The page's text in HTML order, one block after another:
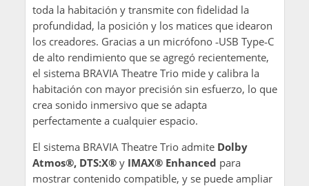
toda la habitación y transmite con fidelidad la
profundidad, la posición y los matices que idearon
los creadores. Gracias a un micrófono ‑USB Type‑C
de alto rendimiento que se agregó recientemente,
el sistema BRAVIA Theatre Trio mide y calibra la
habitación con mayor precisión sin esfuerzo, lo que
crea sonido inmersivo que se adapta
perfectamente a cualquier espacio.
El sistema BRAVIA Theatre Trio admite Dolby
Atmos®, DTS:X®y IMAX® Enhanced para
mostrar contenido compatible, y se puede ampliar